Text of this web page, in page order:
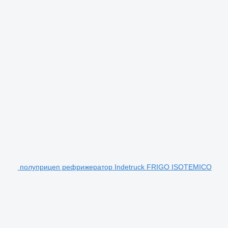
полуприцеп рефрижератор Indetruck FRIGO ISOTEMICO